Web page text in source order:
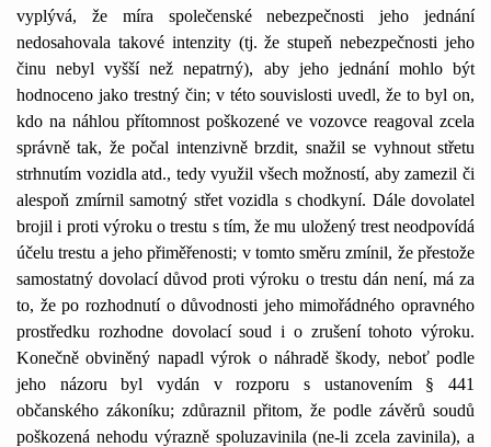
vyplývá, že míra společenské nebezpečnosti jeho jednání
nedosahovala takové intenzity (tj. že stupeň nebezpečnosti jeho
činu nebyl vyšší než nepatrný), aby jeho jednání mohlo být
hodnoceno jako trestný čin; v této souvislosti uvedl, že to byl on,
kdo na náhlou přítomnost poškozené ve vozovce reagoval zcela
správně tak, že počal intenzivně brzdit, snažil se vyhnout střetu
strhnutím vozidla atd., tedy využil všech možností, aby zamezil či
alespoň zmírnil samotný střet vozidla s chodkyní. Dále dovolatel
brojil i proti výroku o trestu s tím, že mu uložený trest neodpovídá
účelu trestu a jeho přiměřenosti; v tomto směru zmínil, že přestože
samostatný dovolací důvod proti výroku o trestu dán není, má za
to, že po rozhodnutí o důvodnosti jeho mimořádného opravného
prostředku rozhodne dovolací soud i o zrušení tohoto výroku.
Konečně obviněný napadl výrok o náhradě škody, neboť podle
jeho názoru byl vydán v rozporu s ustanovením § 441
občanského zákoníku; zdůraznil přitom, že podle závěrů soudů
poškozená nehodu výrazně spoluzavinila (ne-li zcela zavinila), a